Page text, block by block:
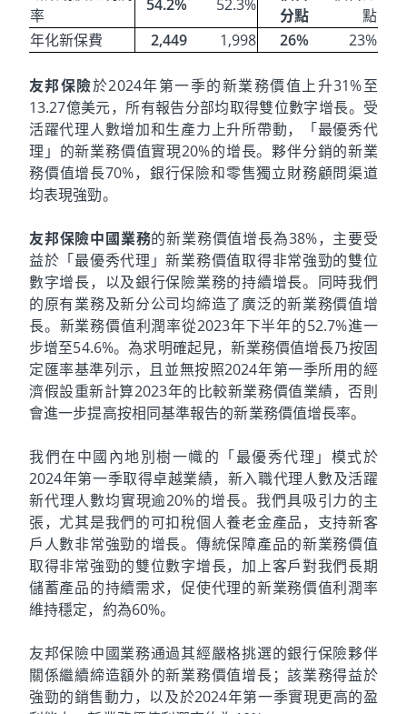
率
54.2% 52.3%
分點
點
年化新保費
2,449 1,998 26% 23%
友邦保險於2024年第一季的新業務價值上升31%至
13.27億美元，所有報告分部均取得雙位數字增長。受
活躍代理人數增加和生產力上升所帶動，「最優秀代
理」的新業務價值實現20%的增長。夥伴分銷的新業
務價值增長70%，銀行保險和零售獨立財務顧問渠道
均表現強勁。
友邦保險中國業務的新業務價值增長為38%，主要受
益於「最優秀代理」新業務價值取得非常強勁的雙位
數字增長，以及銀行保險業務的持續增長。同時我們
的原有業務及新分公司均締造了廣泛的新業務價值增
長。新業務價值利潤率從2023年下半年的52.7%進一
步增至54.6%。為求明確起見，新業務價值增長乃按固
定匯率基準列示，且並無按照2024年第一季所用的經
濟假設重新計算2023年的比較新業務價值業績，否則
會進一步提高按相同基準報告的新業務價值增長率。
我們在中國內地別樹一幟的「最優秀代理」模式於
2024年第一季取得卓越業績，新入職代理人數及活躍
新代理人數均實現逾20%的增長。我們具吸引力的主
張，尤其是我們的可扣稅個人養老金產品，支持新客
戶人數非常強勁的增長。傳統保障產品的新業務價值
取得非常強勁的雙位數字增長，加上客戶對我們長期
儲蓄產品的持續需求，促使代理的新業務價值利潤率
維持穩定，約為60%。
友邦保險中國業務通過其經嚴格挑選的銀行保險夥伴
關係繼續締造額外的新業務價值增長；該業務得益於
強勁的銷售動力，以及於2024年第一季實現更高的盈